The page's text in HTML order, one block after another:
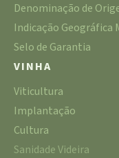
Denominação de
Indicação Geográfica
Selo de Garantia
VINHA
Viticultura
Implantação
Cultura
Sanidade Videira